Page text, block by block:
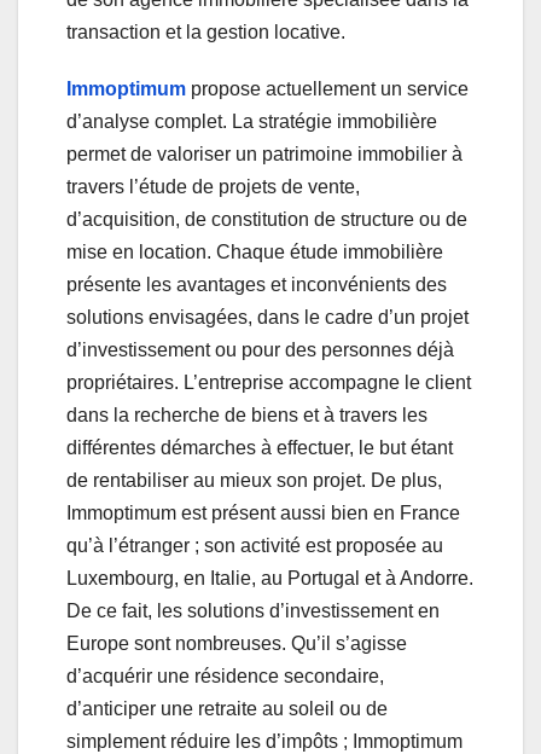
transaction et la gestion locative.
Immoptimum propose actuellement un service
d’analyse complet. La stratégie immobilière
permet de valoriser un patrimoine immobilier à
travers l’étude de projets de vente,
d’acquisition, de constitution de structure ou de
mise en location. Chaque étude immobilière
présente les avantages et inconvénients des
solutions envisagées, dans le cadre d’un projet
d’investissement ou pour des personnes déjà
propriétaires. L’entreprise accompagne le client
dans la recherche de biens et à travers les
différentes démarches à effectuer, le but étant
de rentabiliser au mieux son projet. De plus,
Immoptimum est présent aussi bien en France
qu’à l’étranger ; son activité est proposée au
Luxembourg, en Italie, au Portugal et à Andorre.
De ce fait, les solutions d’investissement en
Europe sont nombreuses. Qu’il s’agisse
d’acquérir une résidence secondaire,
d’anticiper une retraite au soleil ou de
simplement réduire les d’impôts ; Immoptimum